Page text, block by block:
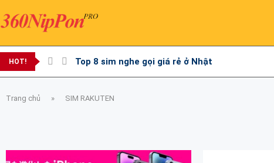
HOT! Top 8 sim nghe gọi giá rẻ ở Nhật
Trang chủ » SIM RAKUTEN